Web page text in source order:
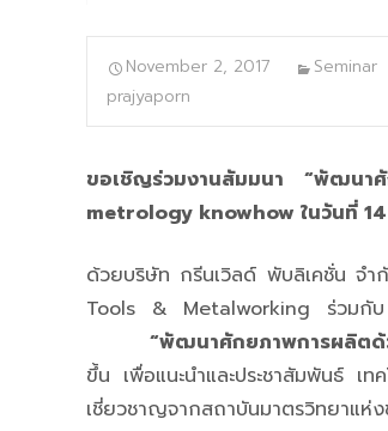
November 2, 2017 Seminar
prajyaporn
ขอเชิญร่วมงานสัมมนา “พัฒน
metrology knowhow ในวันที่
ด้วยบริษัท กรีนเวิลด์ พับลิเคชั่น จ
Tools & Metalworking ร่วมกั
“พัฒนาศักยภาพการผลิตด้
ขึ้น เพื่อแนะนำและประชาสัมพันธ์
เชี่ยวชาญจากสถาบันมาตรวิทยาแห่